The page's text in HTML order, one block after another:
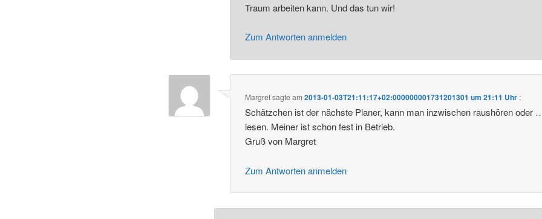
Traum arbeiten kann. Und das tun wir!
Zum Antworten anmelden
Margretsagte am2013-01-03T21:11:17+02:000000001731201301 um 21:11 Uhr :
Schätzchen ist der nächste Planer, kann man inzwischen raushören oder
lesen. Meiner ist schon fest in Betrieb.
Gruß von Margret
Zum Antworten anmelden